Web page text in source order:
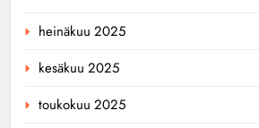
heinäkuu 2025
kesäkuu 2025
toukokuu 2025